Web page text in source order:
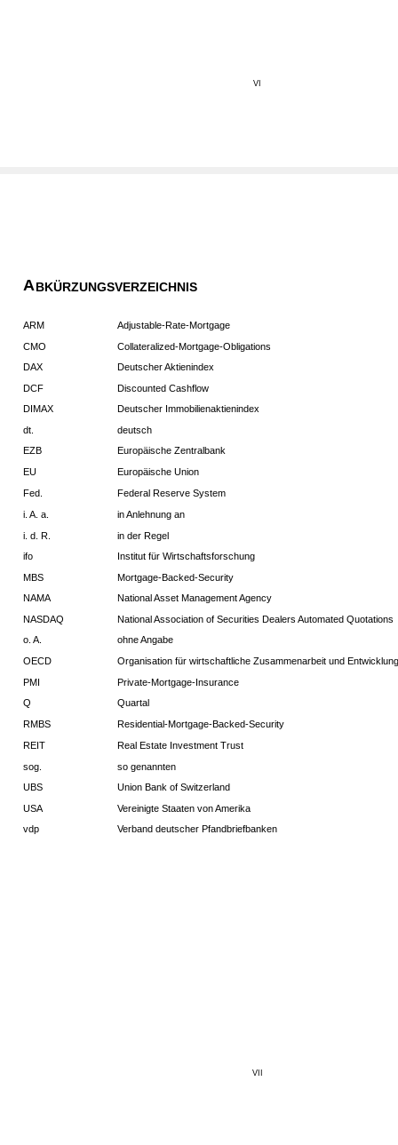
VI
VII
ABKÜRZUNGSVERZEICHNIS
ARM Adjustable-Rate-Mortgage
CMO
Collateralized-Mortgage-Obligations
DAX
Deutscher Aktienindex
DCF
Discounted Cashflow
DIMAX
Deutscher Immobilienaktienindex
dt.
deutsch
EZB
Europäische Zentralbank
EU Europäische Union
Fed.
Federal Reserve System
i. A. a.
in Anlehnung an
i. d. R.
in der Regel
ifo
Institut für Wirtschaftsforschung
MBS
Mortgage-Backed-Security
NAMA
National Asset Management Agency
NASDAQ
National Association of Securities Dealers Automated Quotations
o. A.
ohne Angabe
OECD Organisation für wirtschaftliche Zusammenarbeit und Entwicklung
PMI
Private-Mortgage-Insurance
Q
Quartal
RMBS
Residential-Mortgage-Backed-Security
REIT
Real Estate Investment Trust
sog.
so genannten
UBS
Union Bank of Switzerland
USA
Vereinigte Staaten von Amerika
vdp
Verband deutscher Pfandbriefbanken